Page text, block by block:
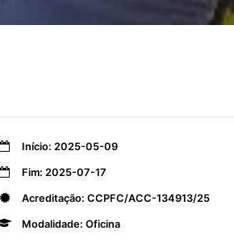
Início: 2025-05-09
Fim: 2025-07-17
Acreditação: CCPFC/ACC-134913/25
Modalidade: Oficina